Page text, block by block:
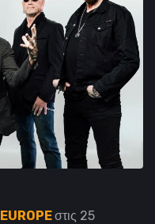
EUROPEστις 25